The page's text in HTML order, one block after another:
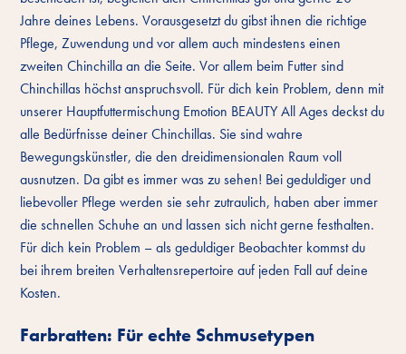
Jahre deines Lebens. Vorausgesetzt du gibst ihnen die richtige
Pflege, Zuwendung und vor allem auch mindestens einen
zweiten Chinchilla an die Seite. Vor allem beim Futter sind
Chinchillas höchst anspruchsvoll. Für dich kein Problem, denn mit
unserer Hauptfuttermischung Emotion BEAUTY All Ages deckst du
alle Bedürfnisse deiner Chinchillas. Sie sind wahre
Bewegungskünstler, die den dreidimensionalen Raum voll
ausnutzen. Da gibt es immer was zu sehen! Bei geduldiger und
liebevoller Pflege werden sie sehr zutraulich, haben aber immer
die schnellen Schuhe an und lassen sich nicht gerne festhalten.
Für dich kein Problem – als geduldiger Beobachter kommst du
bei ihrem breiten Verhaltensrepertoire auf jeden Fall auf deine
Kosten.
Farbratten: Für echte Schmusetypen